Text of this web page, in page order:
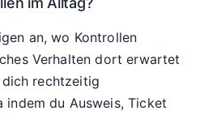
an, wo Kontrollen
Verhalten dort erwartet
rechtzeitig
indem du Ausweis, Ticket